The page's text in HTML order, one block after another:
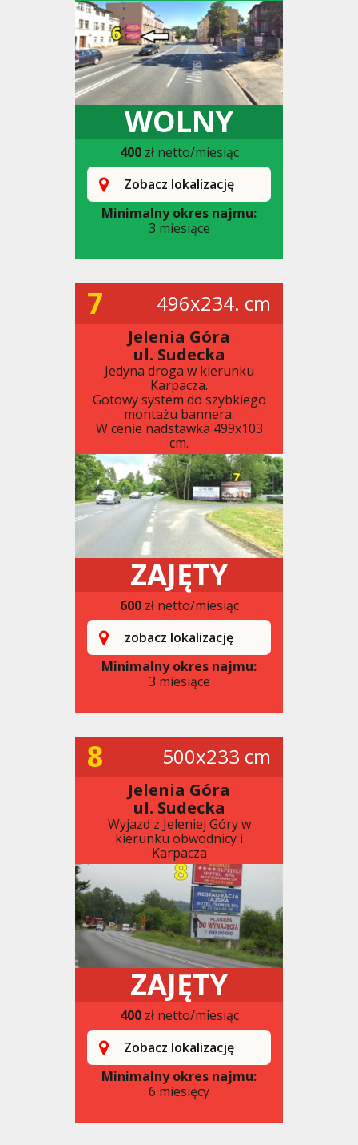
WOLNY
400zł netto/miesiąc
Zobacz lokalizację
Minimalny okres najmu:
3 miesiące
7 496x234. cm
Jelenia Góra
ul. Sudecka
Jedyna droga w kierunku
Karpacza.
Gotowy system do szybkiego
montażu bannera.
W cenie nadstawka 499x103
cm.
ZAJĘTY
600zł netto/miesiąc
zobacz lokalizację
Minimalny okres najmu:
3 miesiące
8 500x233 cm
Jelenia Góra
ul. Sudecka
Wyjazd z Jeleniej Góry w
kierunku obwodnicy i
Karpacza
ZAJĘTY
400zł netto/miesiąc
Zobacz lokalizację
Minimalny okres najmu:
6 miesięcy